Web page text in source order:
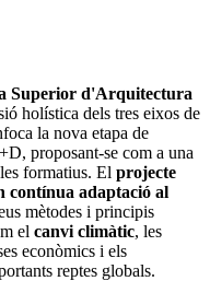
Superior d'Arquitectura
holística dels tres eixos de
la nova etapa de
proposant-se com a una
formatius. El projecte
contínua adaptació al
mètodes i principis
el canvi climàtic, les
econòmics i els
reptes globals.